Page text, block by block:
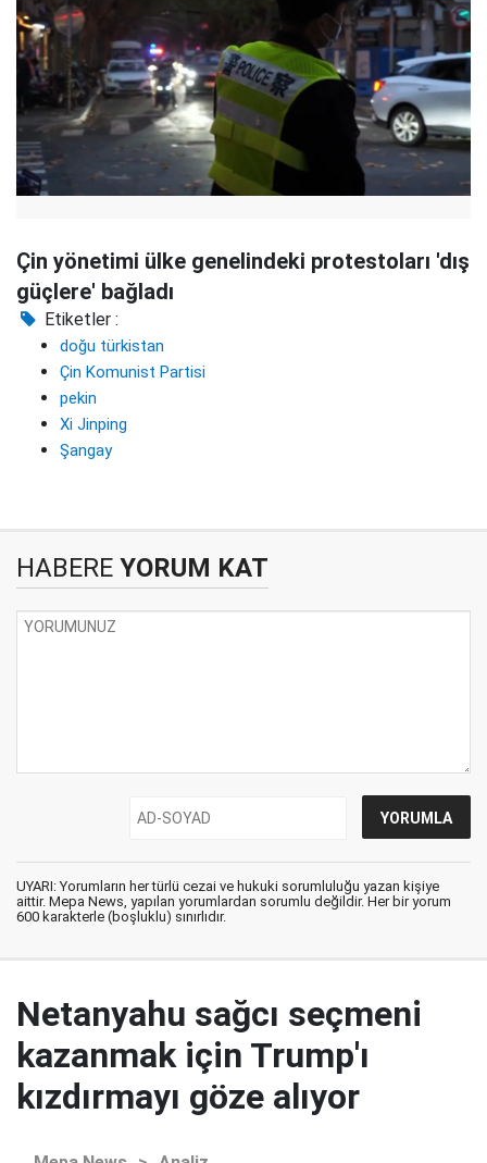
Çin yönetimi ülke genelindeki protestoları 'dış
güçlere' bağladı
Etiketler :
doğu türkistan
Çin Komunist Partisi
pekin
Xi Jinping
Şangay
HABERE YORUM KAT
UYARI: Yorumların her türlü cezai ve hukuki sorumluluğu yazan kişiye
aittir. Mepa News, yapılan yorumlardan sorumlu değildir. Her bir yorum
600 karakterle (boşluklu) sınırlıdır.
Netanyahu sağcı seçmeni
kazanmak için Trump'ı
kızdırmayı göze alıyor